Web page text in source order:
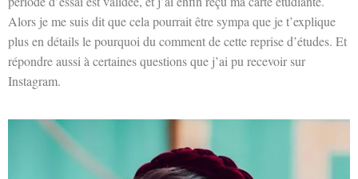
Alors je me suis dit que cela pourrait être sympa que je t’explique
plus en détails le pourquoi du comment de cette reprise d’études. Et
répondre aussi à certaines questions que j’ai pu recevoir sur
Instagram.